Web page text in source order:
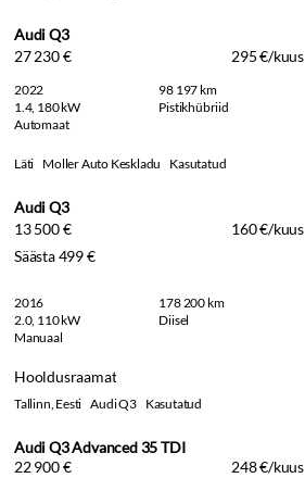
Audi Q3
27 230 €
295 €/kuus
2022
98 197 km
1.4, 180 kW
Pistikhübriid
Automaat
Läti Moller Auto Keskladu Kasutatud
Audi Q3
13 500 €
160 €/kuus
Säästa 499 €
2016
178 200 km
2.0, 110 kW
Diisel
Manuaal
Hooldusraamat
Tallinn, Eesti Audi Q3 Kasutatud
Audi Q3 Advanced 35 TDI
22 900 €
248 €/kuus